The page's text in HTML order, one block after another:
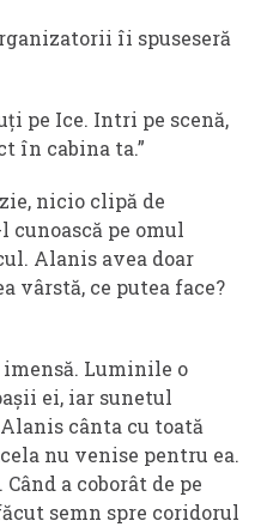
îi spuseseră
pe Ice. Intri pe scenă,
în cabina ta.”
nicio clipă de
cunoască pe omul
Alanis avea doar
vârstă, ce putea face?
imensă. Luminile o
ei, iar sunetul
cânta cu toată
nu venise pentru ea.
a coborât de pe
semn spre coridorul